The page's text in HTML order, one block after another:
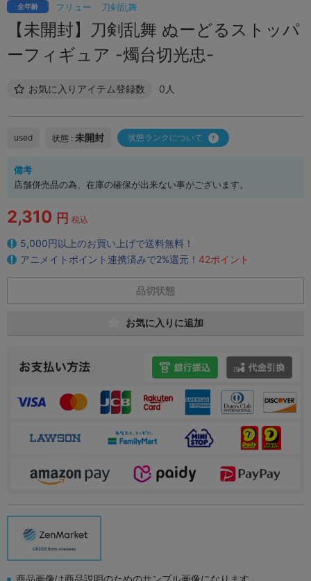
フリュー 刀剣乱舞
全年齢
【未開封】刀剣乱舞 ぬーどるストッパ
ーフィギュア -燭台切光忠-
お気に入りアイテム登録数 0人
used 状態 : 未開封 状態ランクについて
備考
店舗併売品の為、在庫の確保が出来ない事がございます。
2,310 円 税込
5,000円以上のお買い上げで送料無料！
アニメイトポイント連携済みで2%還元！ 42ポイント
品切状態
お気に入りに追加